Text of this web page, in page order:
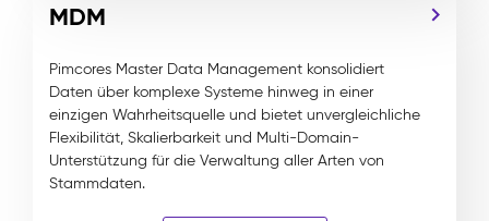
MDM
Pimcores Master Data Management konsolidiert
Daten über komplexe Systeme hinweg in einer
einzigen Wahrheitsquelle und bietet unvergleichliche
Flexibilität, Skalierbarkeit und Multi-Domain-
Unterstützung für die Verwaltung aller Arten von
Stammdaten.